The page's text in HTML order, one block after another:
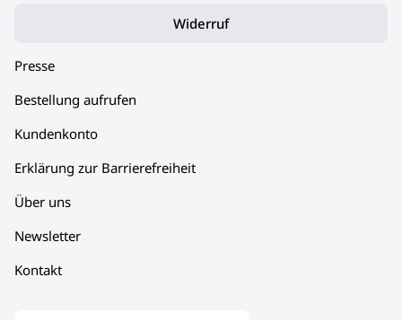
World-Städten einlösbar. Mit unserem
durch Augsburg bereiten Sie Ihren Liebsten garantiert eine
Widerruf
Presse
Bestellung aufrufen
Kundenkonto
Erklärung zur Barrierefreiheit
Über uns
Newsletter
Kontakt